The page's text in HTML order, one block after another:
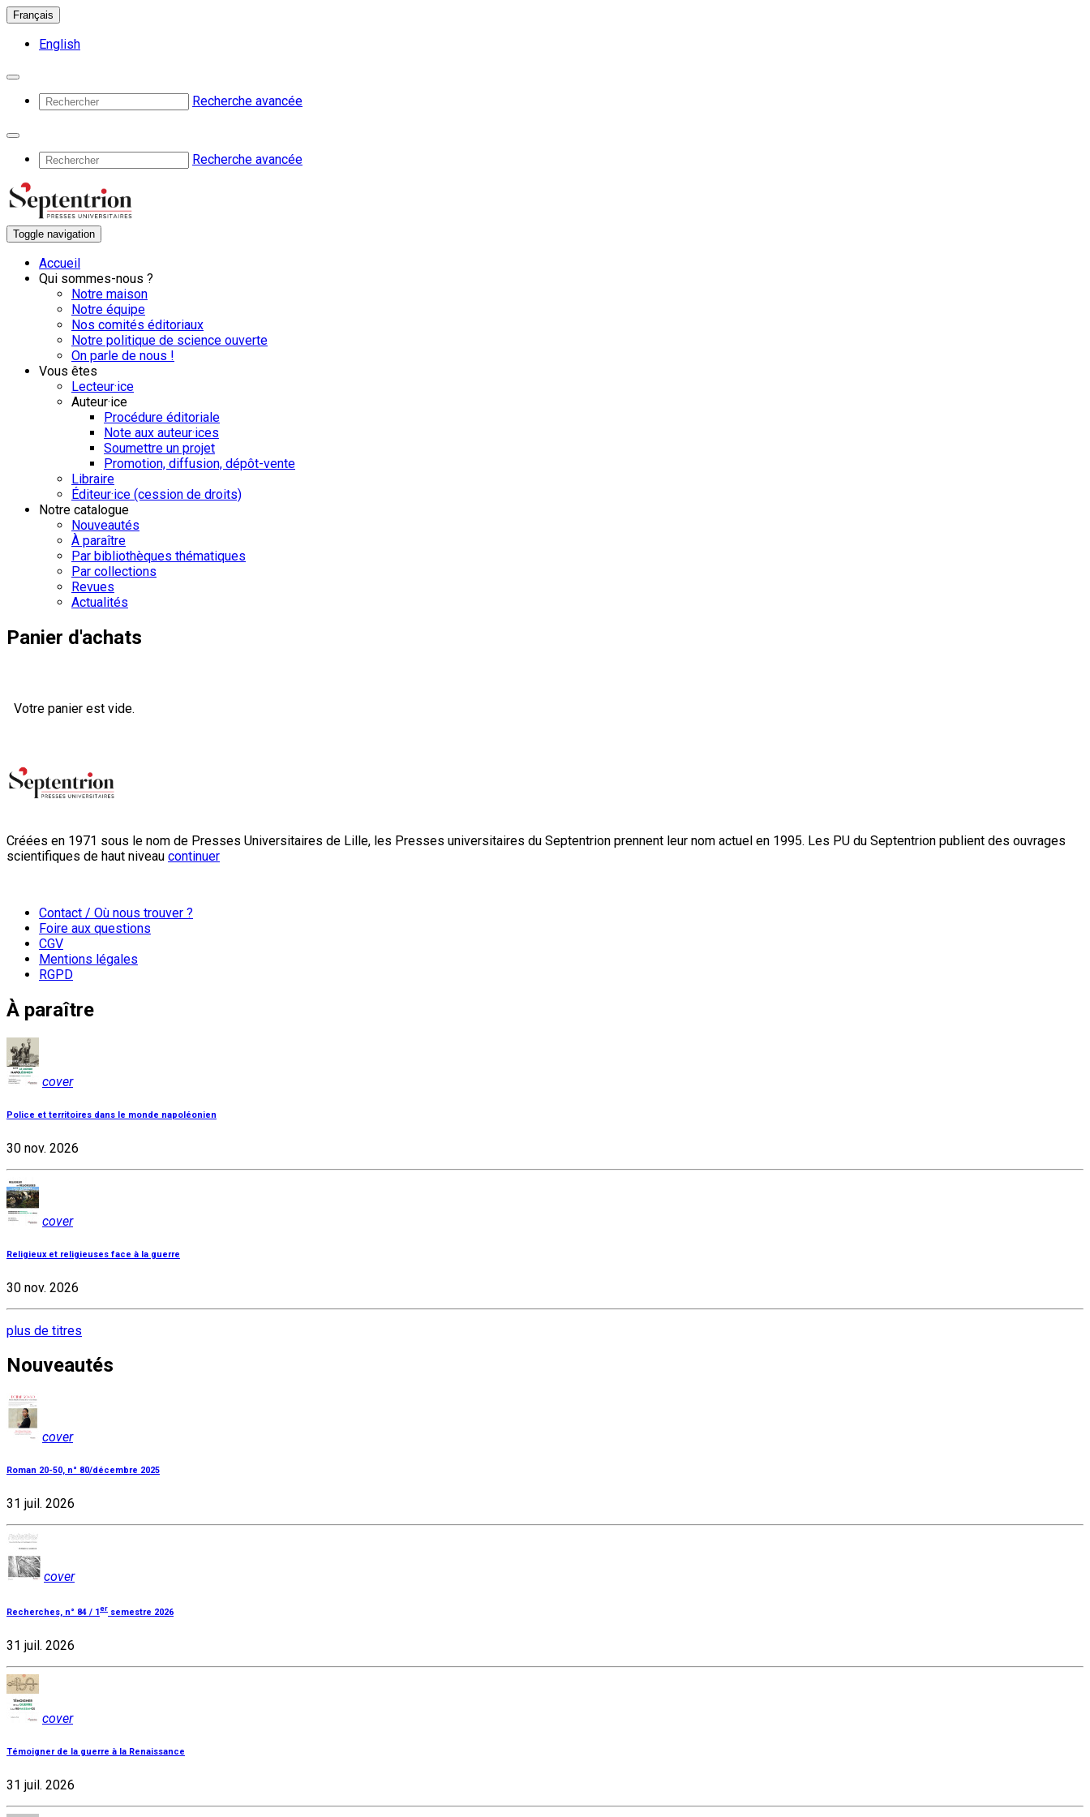
Français
English
Recherche avancée
Recherche avancée
Toggle navigation
Accueil
Qui sommes-nous ?
Notre maison
Notre équipe
Nos comités éditoriaux
Notre politique de science ouverte
On parle de nous !
Vous êtes
Lecteur·ice
Auteur·ice
Procédure éditoriale
Note aux auteur·ices
Soumettre un projet
Promotion, diffusion, dépôt-vente
Libraire
Éditeur·ice (cession de droits)
Notre catalogue
Nouveautés
À paraître
Par bibliothèques thématiques
Par collections
Revues
Actualités
Panier d'achats
Votre panier est vide.
Créées en 1971 sous le nom de Presses Universitaires de Lille, les Presses universitaires du Septentrion prennent leur nom actuel en 1995. Les PU du Septentrion publient des ouvrages
scientifiques de haut niveau continuer
Contact / Où nous trouver ?
Foire aux questions
CGV
Mentions légales
RGPD
À paraître
cover
Police et territoires dans le monde napoléonien
30 nov. 2026
cover
Religieux et religieuses face à la guerre
30 nov. 2026
plus de titres
Nouveautés
cover
Roman 20-50, n° 80/décembre 2025
31 juil. 2026
cover
Recherches, n° 84 / 1er semestre 2026
31 juil. 2026
cover
Témoigner de la guerre à la Renaissance
31 juil. 2026